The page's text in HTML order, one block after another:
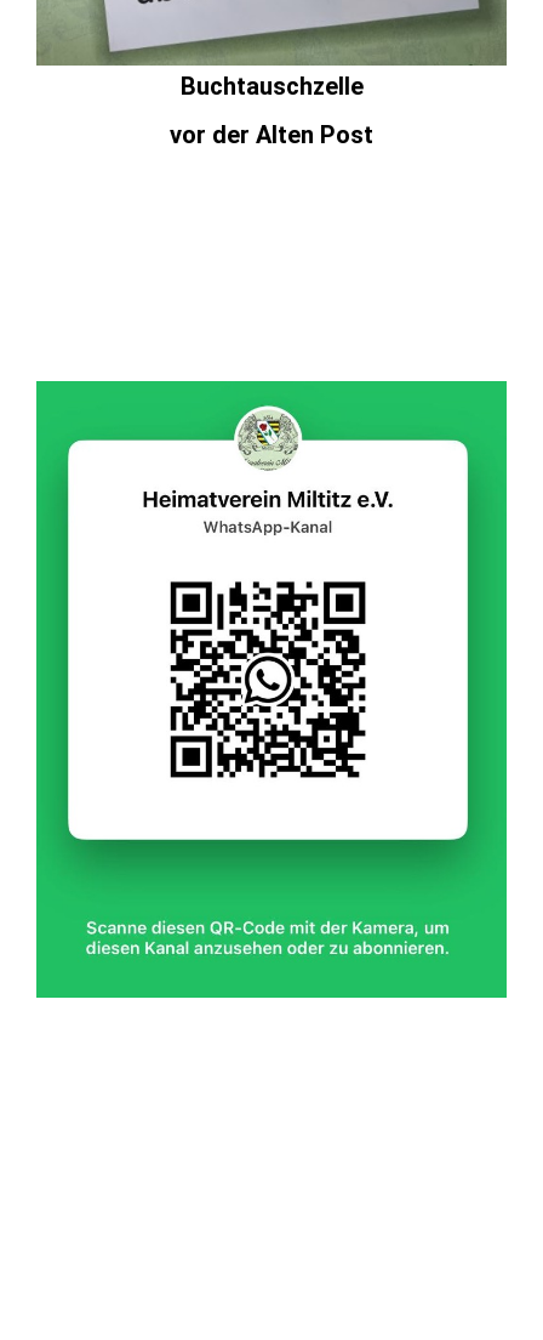
Buchtauschzelle
vor der Alten Post